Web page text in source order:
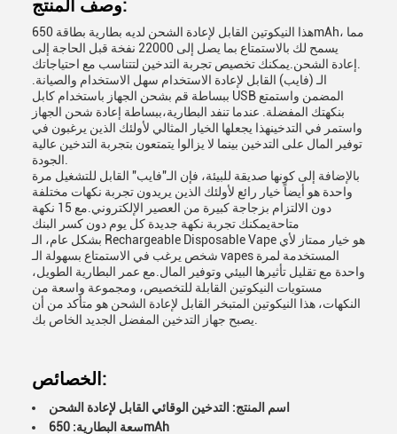
وصف المنتج:
هذا النيكوتين القابل لإعادة الشحن لديه بطارية بطاقة 650mAh، مما
يسمح لك بالاستمتاع بما يصل إلى 22000 نفخة قبل الحاجة إلى
الـ (فايب) القابل لإعادة الاستخدام سهل الاستخدام والصيانة.
ببساطة قم بشحن الجهاز باستخدام كابل USB المضمن واستمتع
بنكهتك المفضلة. عندما تنفد البطارية،ببساطة إعادة شحن الجهاز
واستمر في التدخينهذا يجعلها الخيار المثالي لأولئك الذين يرغبون في
توفير المال على التدخين بينما لا يزالوا يتمتعون بتجربة التدخين عالية
بالإضافة إلى كونها صديقة للبيئة، فإن الـ"فايب" القابل للتشغيل مرة
واحدة هو أيضاً خيار رائع لأولئك الذين يريدون تجربة نكهات مختلفة
دون الالتزام بزجاجة كبيرة من العصير الإلكتروني.مع 15 نكهة
متاحةيمكنك تجربة نكهة جديدة كل يوم دون كسر البنك
بشكل عام، الـ Rechargeable Disposable Vape هو خيار ممتاز لأي
شخص يرغب في الاستمتاع بسهولة الـ vapes المستخدمة لمرة
واحدة مع تقليل تأثيرها البيئي وتوفير المال.مع عمر البطارية الطويل،
مستويات النيكوتين القابلة للتخصيص، ومجموعة واسعة من
النكهات، هذا النيكوتين المتبخر القابل لإعادة الشحن هو متأكد من أن
الخصائص:
اسم المنتج: التدخين الوقائي القابل لإعادة الشحن
سعة البطارية: 650mAh